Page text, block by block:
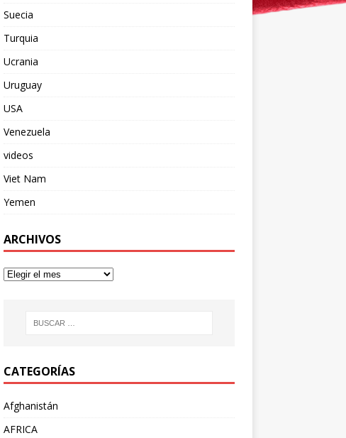
Suecia
Turquia
Ucrania
Uruguay
USA
Venezuela
videos
Viet Nam
Yemen
ARCHIVOS
CATEGORÍAS
Afghanistán
AFRICA